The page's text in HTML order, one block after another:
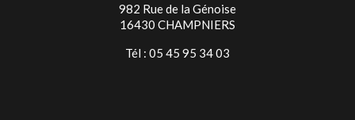
982 Rue de la Génoise
16430 CHAMPNIERS
Tél : 05 45 95 34 03